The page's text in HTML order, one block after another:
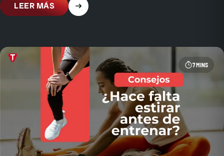
LEER MÁS
7 MINS